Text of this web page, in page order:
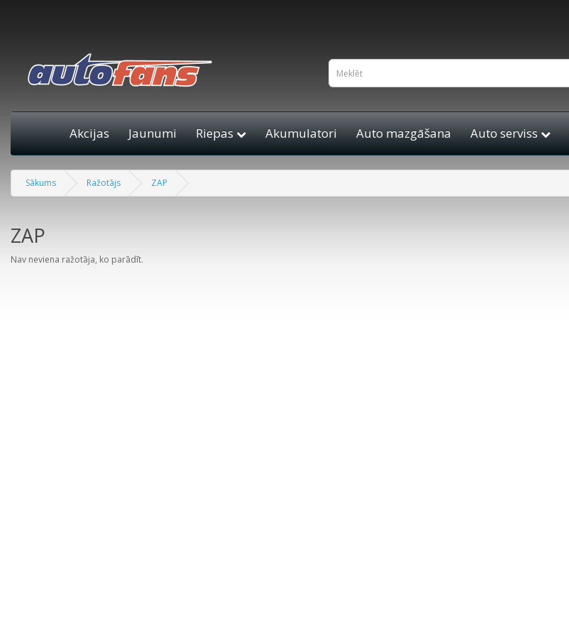
Akcijas Jaunumi Riepas Akumulatori Auto mazgāšana Auto serviss
Sākums Ražotājs ZAP
ZAP
Nav neviena ražotāja, ko parādīt.